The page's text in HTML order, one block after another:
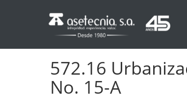
572.16
No. 15-A